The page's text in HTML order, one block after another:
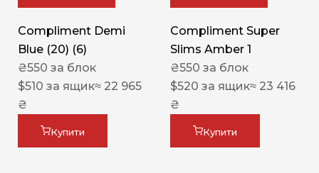
Compliment Demi
Blue (20) (6)
₴550 за блок
$510 за ящик≈ 22 965
₴
Купити
Compliment Super
Slims Amber 1
₴550 за блок
$520 за ящик≈ 23 416
₴
Купити